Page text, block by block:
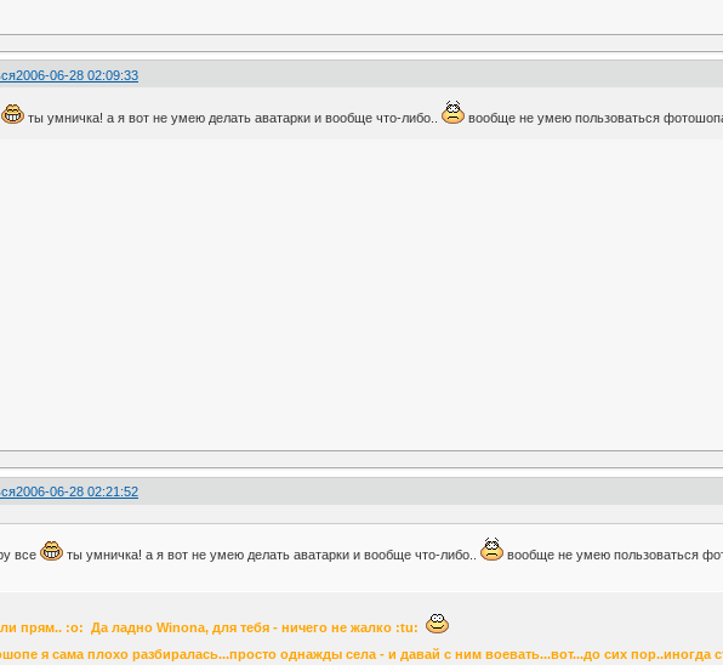
2006-06-28 02:09:33
ты умничка! а я вот не умею делать аватарки и вообще что-либо..
вообще не умею пользоваться
2006-06-28 02:21:52
все ты умничка! а я вот не умею делать аватарки и вообще что-либо.. вообще не умею пользоваться
прям.. :o: Да ладно Winona, для тебя - ничего не жалко :tu:
я сама плохо разбиралась...просто однажды села - и давай с ним воевать...вот...до сих